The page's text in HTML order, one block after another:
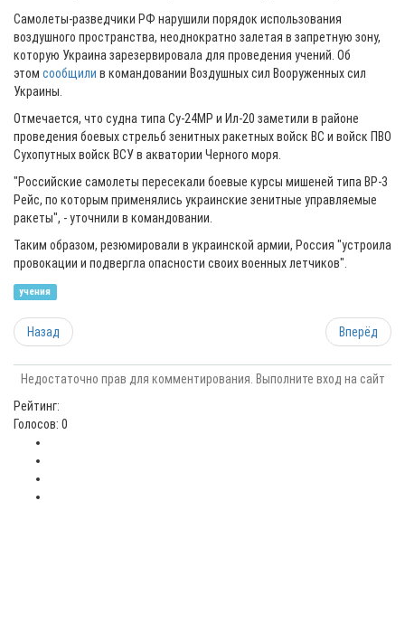
Самолеты-разведчики РФ нарушили порядок использования
воздушного пространства, неоднократно залетая в запретную зону,
которую Украина зарезервировала для проведения учений. Об
этом сообщили в командовании Воздушных сил Вооруженных сил
Украины.
Отмечается, что судна типа Су-24МР и Ил-20 заметили в районе
проведения боевых стрельб зенитных ракетных войск ВС и войск ПВО
Сухопутных войск ВСУ в акватории Черного моря.
"Российские самолеты пересекали боевые курсы мишеней типа ВР-3
Рейс, по которым применялись украинские зенитные управляемые
ракеты", - уточнили в командовании.
Таким образом, резюмировали в украинской армии, Россия "устроила
провокации и подвергла опасности своих военных летчиков".
учения
Назад Вперёд
Недостаточно прав для комментирования. Выполните вход на сайт
Рейтинг:
Голосов: 0